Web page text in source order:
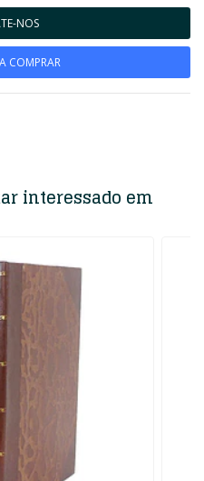
NOS
COMPRAR
interessado em